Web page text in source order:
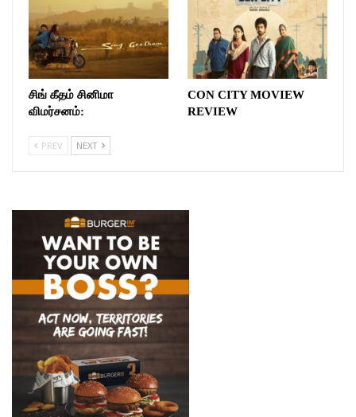
சிங் கீதம் சினிமா
விமர்சனம்:
CON CITY MOVIEW
REVIEW
PREV NEXT